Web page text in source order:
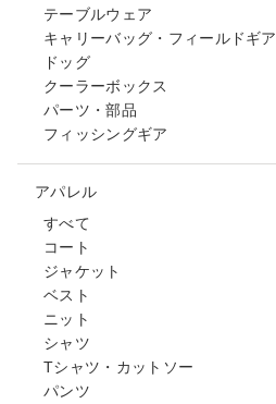
テーブルウェア
キャリーバッグ・フィールドギア
ドッグ
クーラーボックス
パーツ・部品
フィッシングギア
アパレル
すべて
コート
ジャケット
ベスト
ニット
シャツ
Tシャツ・カットソー
パンツ